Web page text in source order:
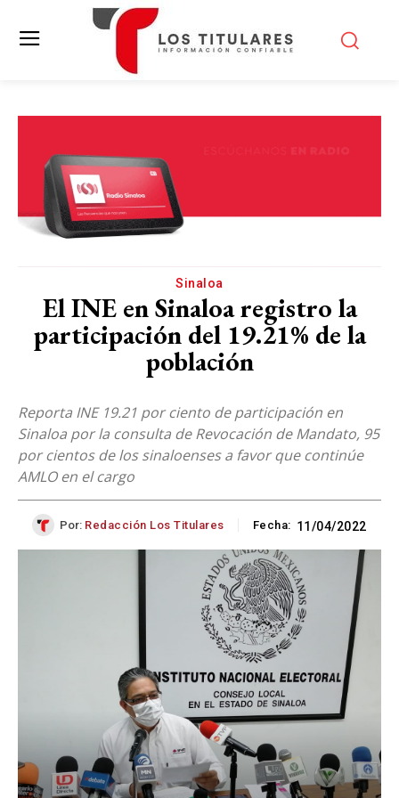
Sinaloa
El INE en Sinaloa registro la
participación del 19.21% de la
población
Reporta INE 19.21 por ciento de participación en
Sinaloa por la consulta de Revocación de Mandato, 95
por cientos de los sinaloenses a favor que continúe
AMLO en el cargo
Por: Redacción Los Titulares Fecha: 11/04/2022